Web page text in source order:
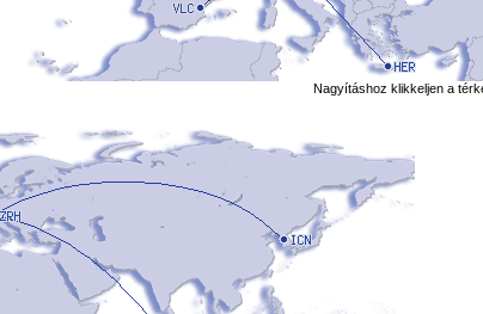
Nagyításhoz klikkeljen a